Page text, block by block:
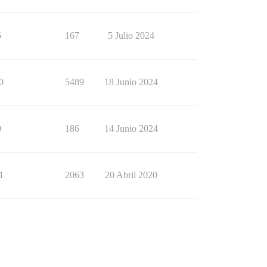
167 5 Julio 2024
5489 18 Junio 2024
186 14 Junio 2024
2063 20 Abril 2020